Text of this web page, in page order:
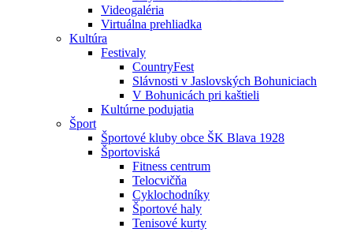
Videogaléria
Virtuálna prehliadka
Kultúra
Festivaly
CountryFest
Slávnosti v Jaslovských Bohuniciach
V Bohunicách pri kaštieli
Kultúrne podujatia
Šport
Športové kluby obce ŠK Blava 1928
Športoviská
Fitness centrum
Telocvičňa
Cyklochodníky
Športové haly
Tenisové kurty